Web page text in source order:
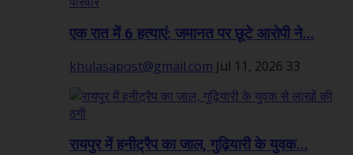
एक रात में 6 हत्याएं: जमानत पर छूटे आरोपी ने...
khulasapost@gmail.com Jul 11, 2026 33
रायपुर में हनीट्रैप का जाल, गुढ़ियारी के युवक...